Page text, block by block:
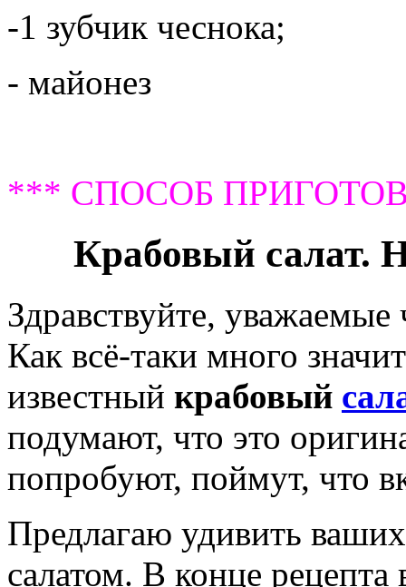
-1 зубчик чеснока;
- майонез
*** СПОСОБ
Крабовый салат.
Здравствуйте, уважаемые
Как всё-таки много
известный крабовый
подумают, что это
попробуют, поймут, что
Предлагаю удивить
салатом. В конце